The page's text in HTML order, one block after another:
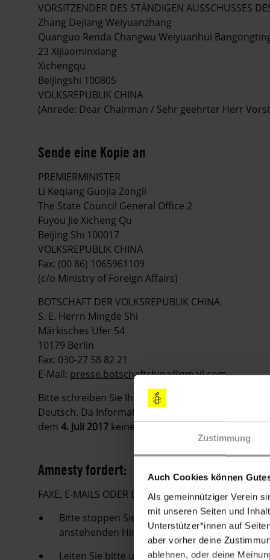
Zustimmung
Auch Cookies können
Als gemeinnütziger Verein
mit unseren Seiten und
Unterstützer*innen auf
aber vorher deine
ablehnen, oder deine
VORSITZENDER DES STÄNDIGEN AUSSCHUSSES
Zhang Dejiang Weiyuanzhang
Quanguo Renda Changwu Weiyuanhui
23 Xijiaominxiang
Xichengqu
Beijingshi 100805
VOLKSREPUBLIK CHINA
(Anrede: Dear Chairman / Sehr geehrter Herr
Sende eine Kopie an
PREMIERMINISTER
Li Keqiang Guojia Zongli
The State Council General Office 2
Fuyou Jie Xicheng Qu
Beijing Shi 100017
VOLKSREPUBLIK CHINA
Fax: (00 86) 1065961109
(c/o Ministry of Foreign Affairs)
BOTSCHAFT DER VOLKSREPUBLIK CHINA
S. E. Herrn Mingde Shi
Märkisches Ufer 54
10179 Berlin
Fax: 030-27 58 82 21
E-Mail: presse.botschaftchina@gmail.com
Bitte schreiben Sie Ihre Appelle
Deutsch. Da Informationen in Urgent Actions
dem 4. Juli 2017 keine Appelle mehr zu verschicken.
Amnesty fordert:
FAXE, E-MAILS ODER LUFTPOSTBRIEFE MIT
Bitte stoppen Sie umgehend die geplante
anstehenden Hinrichtungen.
Leiten Sie bitte unverzüglich unparteiische,